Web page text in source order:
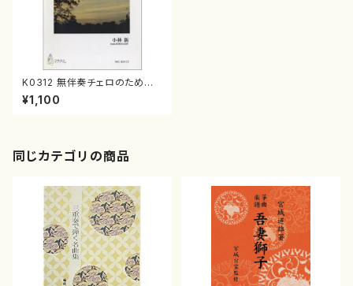
K0312 無伴奏チェロのための
レクイエム（チェロソロ/小林
新/楽譜）
¥1,100
同じカテゴリの商品